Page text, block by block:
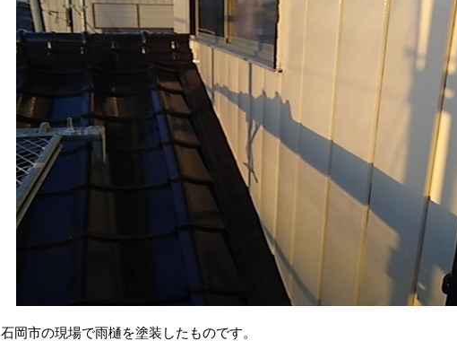
石岡市の現場で雨樋を塗装したものです。